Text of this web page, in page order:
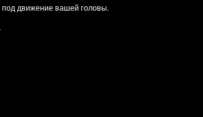
под движение вашей головы.